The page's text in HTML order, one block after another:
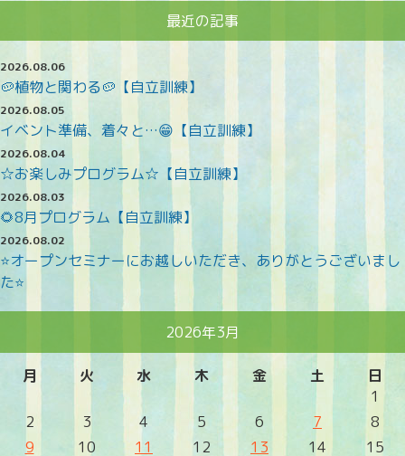
最近の記事
2026.08.06
🥔植物と関わる🥔【自立訓練】
2026.08.05
イベント準備、着々と…😁【自立訓練】
2026.08.04
☆お楽しみプログラム☆【自立訓練】
2026.08.03
🌻8月プログラム【自立訓練】
2026.08.02
⭐オープンセミナーにお越しいただき、ありがとうございまし
た⭐
2026年3月
月 火 水 木 金 土 日
1
2
3 4 5 6 7
8
9
10 11 12 13 14
15